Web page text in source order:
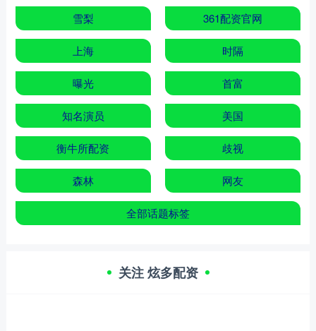
雪梨 361配资官网
上海 时隔
曝光 首富
知名演员 美国
衡牛所配资 歧视
森林 网友
全部话题标签
关注 炫多配资